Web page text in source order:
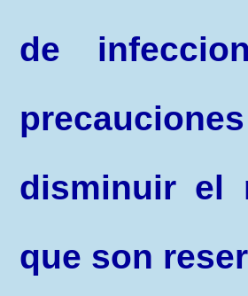
de
disminuir el
que son